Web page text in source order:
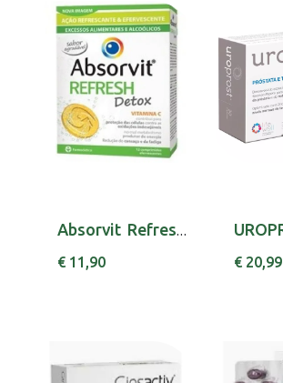
Absorvit Refresh Comp Ef X 12 comps eferv
€ 11,90 € 20,99